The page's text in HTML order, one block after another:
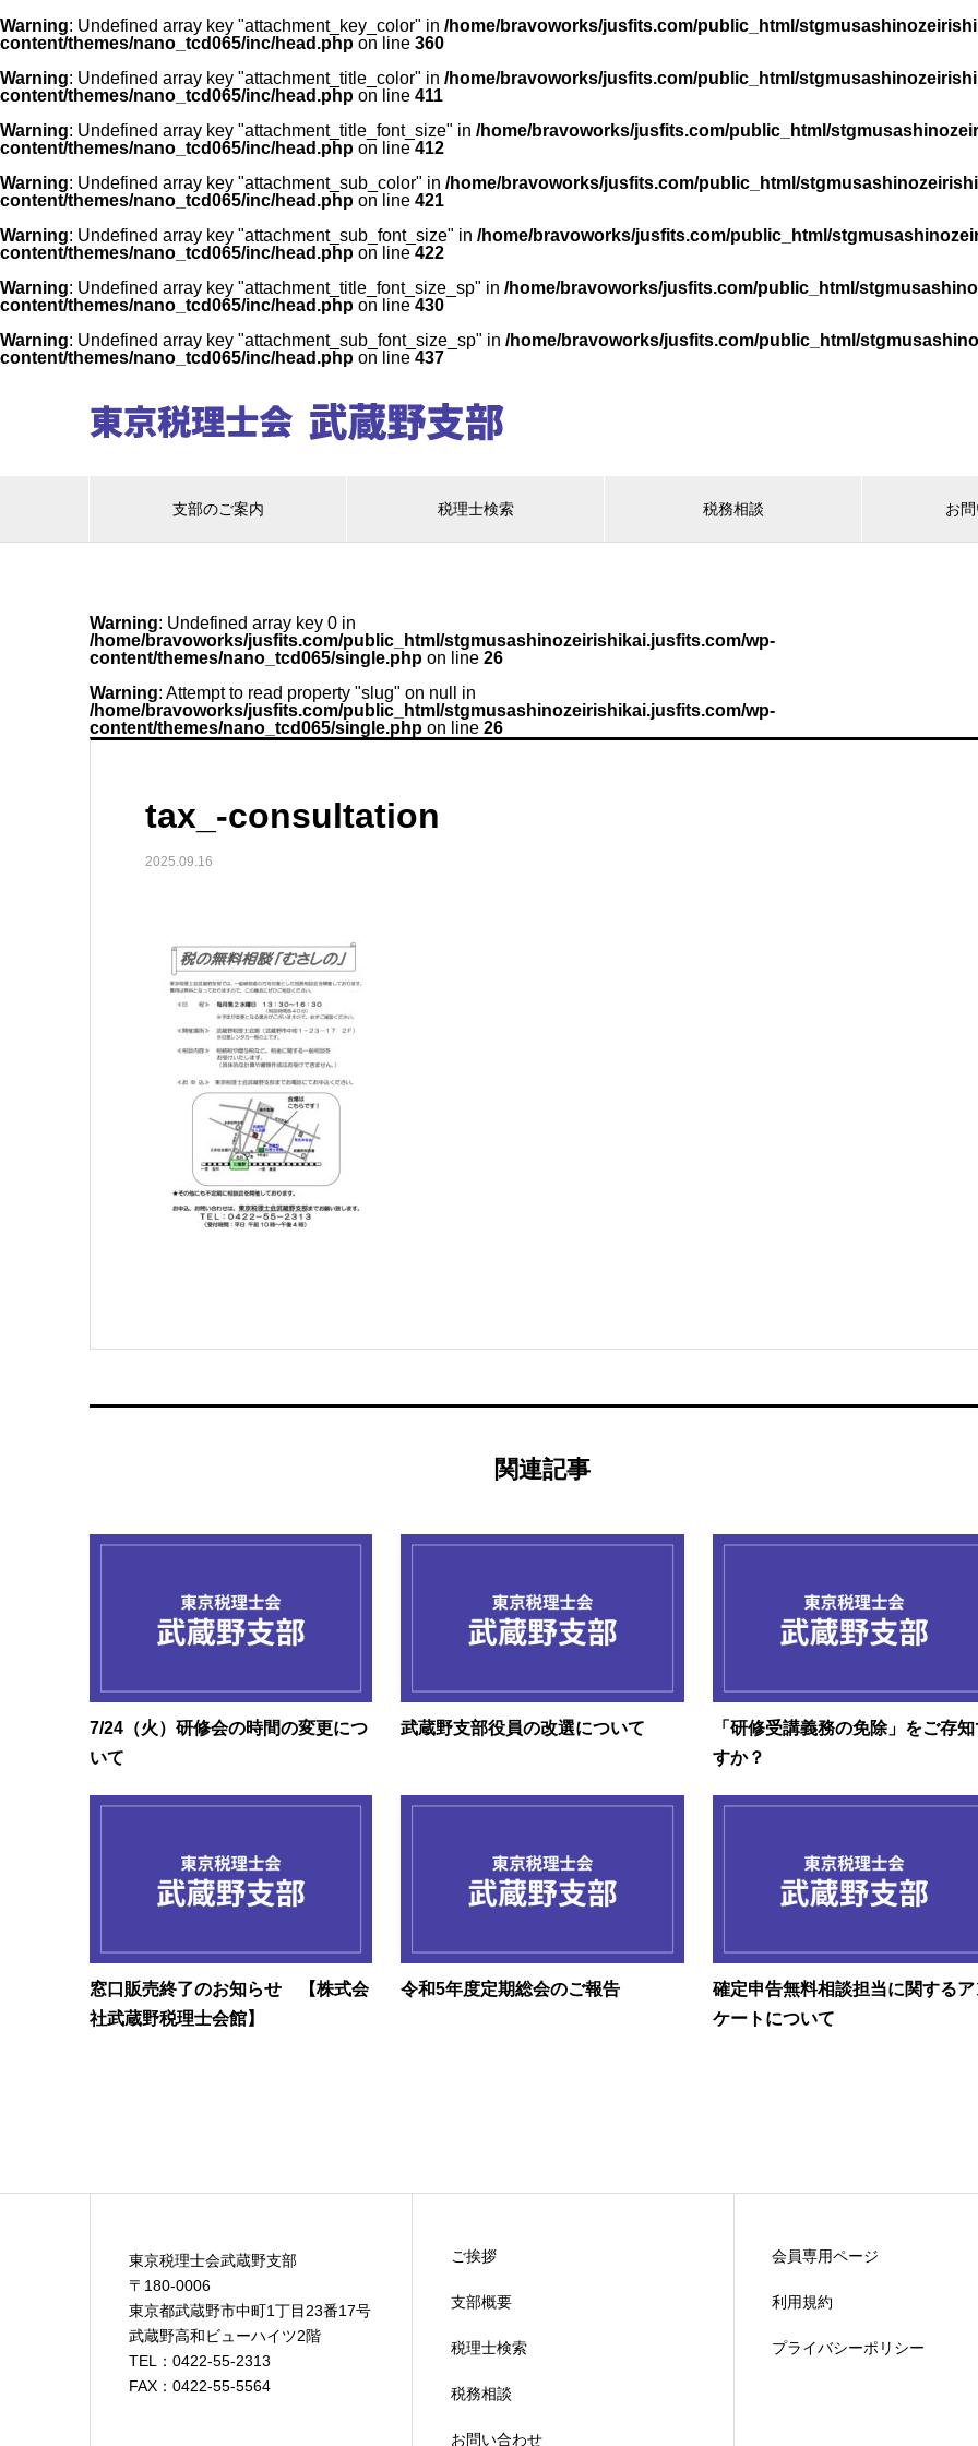
Warning: Undefined array key "attachment_key_color" in /home/bravoworks/jusfits.com/public_html/
content/themes/nano_tcd065/inc/head.php on line 360
Warning: Undefined array key "attachment_title_color" in /home/bravoworks/jusfits.com/public_html/
content/themes/nano_tcd065/inc/head.php on line 411
Warning: Undefined array key "attachment_title_font_size" in /home/bravoworks/jusfits.com/public_html/
content/themes/nano_tcd065/inc/head.php on line 412
Warning: Undefined array key "attachment_sub_color" in /home/bravoworks/jusfits.com/public_html/
content/themes/nano_tcd065/inc/head.php on line 421
Warning: Undefined array key "attachment_sub_font_size" in /home/bravoworks/jusfits.com/public_html/
content/themes/nano_tcd065/inc/head.php on line 422
Warning: Undefined array key "attachment_title_font_size_sp" in /home/bravoworks/jusfits.com/public_html/
content/themes/nano_tcd065/inc/head.php on line 430
Warning: Undefined array key "attachment_sub_font_size_sp" in /home/bravoworks/jusfits.com/public_html/
content/themes/nano_tcd065/inc/head.php on line 437
支部のご案内 税理士検索 税務相談 お
Warning: Undefined array key 0 in
/home/bravoworks/jusfits.com/public_html/stgmusashinozeirishikai.jusfits.com/wp-
content/themes/nano_tcd065/single.php on line 26
Warning: Attempt to read property "slug" on null in
/home/bravoworks/jusfits.com/public_html/stgmusashinozeirishikai.jusfits.com/wp-
content/themes/nano_tcd065/single.php on line 26
tax_-consultation
2025.09.16
関連記事
7/24（火）研修会の時間の変更につ
いて
武蔵野支部役員の改選について
「研修受講義務の免除」をご存知
すか？
窓口販売終了のお知らせ 【株式会
社武蔵野税理士会館】
令和5年度定期総会のご報告
確定申告無料相談担当に関するア
ケートについて
東京税理士会武蔵野支部
〒180-0006
東京都武蔵野市中町1丁目23番17号
武蔵野高和ビューハイツ2階
TEL：0422-55-2313
FAX：0422-55-5564
ご挨拶
支部概要
税理士検索
税務相談
お問い合わせ
会員専用ページ
利用規約
プライバシーポリシー